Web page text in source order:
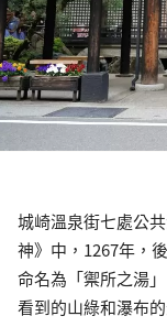
城崎溫泉街七處公
神》中，1267年，
命名為「禦所之湯
看到的山綠和瀑布